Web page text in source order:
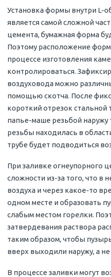
Установка формы внутри L-
является самой сложной
цемента, бумажная форма
Поэтому расположение
процессе изготовления
контролироваться.
воздуховода можно
помощью скотча. После
короткий отрезок стальной
папье-маше резьбой наружу
резьбы находилась в
трубе будет подводиться
При заливке огнеупорного
сложности из-за того, что в
воздуха и через какое-то
одном месте и образовать
слабым местом горелки.
затвердевания раствора
таким образом, чтобы
вверх выходили наружу, а
В процессе заливки могут